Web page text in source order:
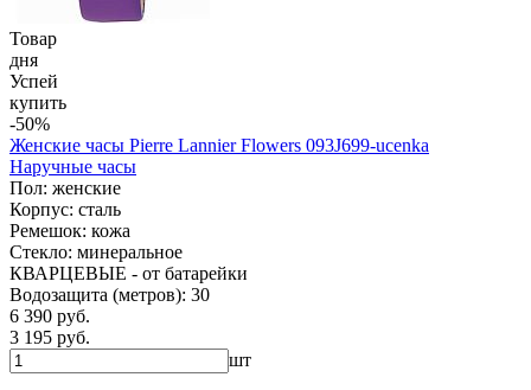
Товар
дня
Успей
купить
-50%
Женские часы Pierre Lannier Flowers 093J699-ucenka
Наручные часы
Пол: женские
Корпус: сталь
Ремешок: кожа
Стекло: минеральное
КВАРЦЕВЫЕ - от батарейки
Водозащита (метров): 30
6 390 руб.
3 195 руб.
шт